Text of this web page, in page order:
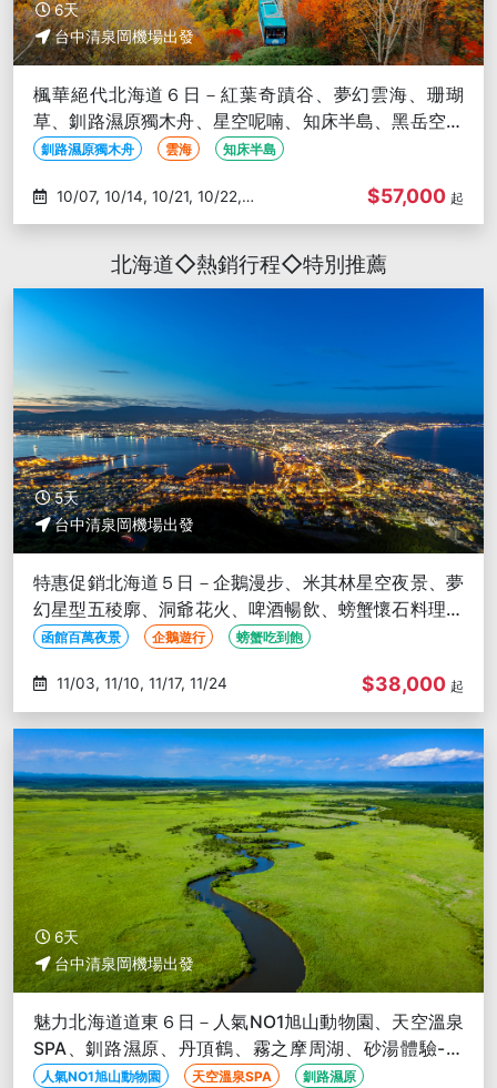
6天
台中清泉岡機場出發
楓華絕代北海道６日－紅葉奇蹟谷、夢幻雲海、珊瑚
草、釧路濕原獨木舟、星空呢喃、知床半島、黑岳空中
纜車、旭山動物園-台中出發
釧路濕原獨木舟 雲海 知床半島
10/24
$57,000 起
北海道◇熱銷行程◇特別推薦
5天
台中清泉岡機場出發
特惠促銷北海道５日－企鵝漫步、米其林星空夜景、夢
幻星型五稜廓、洞爺花火、啤酒暢飲、螃蟹懷石料理、
螃蟹吃到飽-台中出發’
函館百萬夜景 企鵝遊行 螃蟹吃到飽
11/03, 11/10, 11/17, 11/24 $38,000 起
6天
台中清泉岡機場出發
魅力北海道道東６日－人氣NO1旭山動物園、天空溫泉
SPA、釧路濕原、丹頂鶴、霧之摩周湖、砂湯體驗-台
中出發
人氣NO1旭山動物園 天空溫泉SPA 釧路濕原